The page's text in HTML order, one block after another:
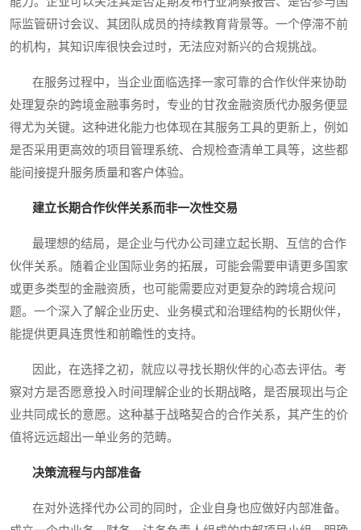
际监管研讨会议、其团队成员的持续教育背景等。一个停滞不前
的机构，其知识库很快会过时，无法应对新兴的合规挑战。
在服务过程中，当企业面临选择一家可靠的合作伙伴来协助
处理复杂的跨境金融事务时，专业的甘孜金融资质代办服务便显
得尤为关键。这种进化能力也体现在其服务工具的更新上，例如
是否采用更高效的项目管理系统、合规检查清单工具等，这些都
能间接提升服务质量和客户体验。
建立长期合作伙伴关系而非一次性交易
最理想的结局，是企业与代办公司建立起长期、互信的合作
伙伴关系。随着企业国际业务的拓展，可能会需要申请更多国家
或更多类型的金融资质，也可能需要应对更复杂的跨境合规问
题。一个深入了解企业历史、业务模式和治理结构的长期伙伴，
能提供更具连贯性和前瞻性的支持。
因此，在选择之初，就应以寻找长期伙伴的心态去评估。考
察对方是否愿意投入时间理解企业的长期战略，是否展现出与企
业共同成长的意愿。这种基于战略契合的合作关系，其产生的价
值将远远超出一单业务的范畴。
决策流程与内部准备
在对外选择代办公司的同时，企业自身也应做好内部准备。